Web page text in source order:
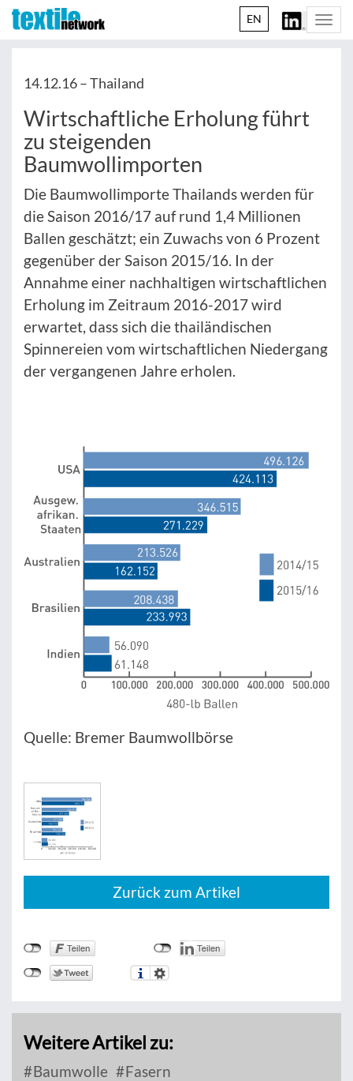
EN
14.12.16 –Thailand
Wirtschaftliche Erholung führt
zu steigenden
Baumwollimporten
Die Baumwollimporte Thailands werden für
die Saison 2016/17 auf rund 1,4 Millionen
Ballen geschätzt; ein Zuwachs von 6 Prozent
gegenüber der Saison 2015/16. In der
Annahme einer nachhaltigen wirtschaftlichen
Erholung im Zeitraum 2016-2017 wird
erwartet, dass sich die thailändischen
Spinnereien vom wirtschaftlichen Niedergang
der vergangenen Jahre erholen.
Quelle: Bremer Baumwollbörse
Zurück zum Artikel
Weitere Artikel zu:
Baumwolle Fasern